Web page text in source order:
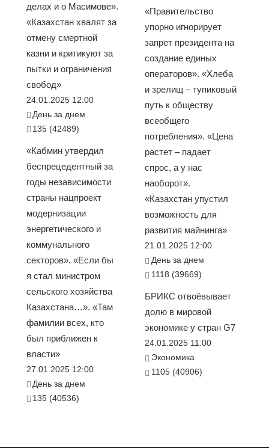
делах и о Масимове».
«Казахстан хвалят за
отмену смертной
казни и критикуют за
пытки и ограничения
свобод»
24.01.2025 12:00
День за днем
135 (42489)
«Кабмин утвердил
беспрецедентный за
годы независимости
страны нацпроект
модернизации
энергетического и
коммунального
секторов». «Если бы
я стал министром
сельского хозяйства
Казахстана…». «Там
фамилии всех, кто
был приближен к
власти»
27.01.2025 12:00
День за днем
135 (40536)
«Правительство
упорно игнорирует
запрет президента на
создание единых
операторов». «Хлеба
и зрелищ – тупиковый
путь к обществу
всеобщего
потребления». «Цена
растет – падает
спрос, а у нас
наоборот».
«Казахстан упустил
возможность для
развития майнинга»
21.01.2025 12:00
День за днем
1118 (39669)
БРИКС отвоёвывает
долю в мировой
экономике у стран G7
24.01.2025 11:00
Экономика
1105 (40906)